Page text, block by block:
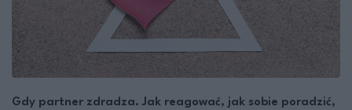
Gdy partner zdradza. Jak reagować, jak sobie poradzić,